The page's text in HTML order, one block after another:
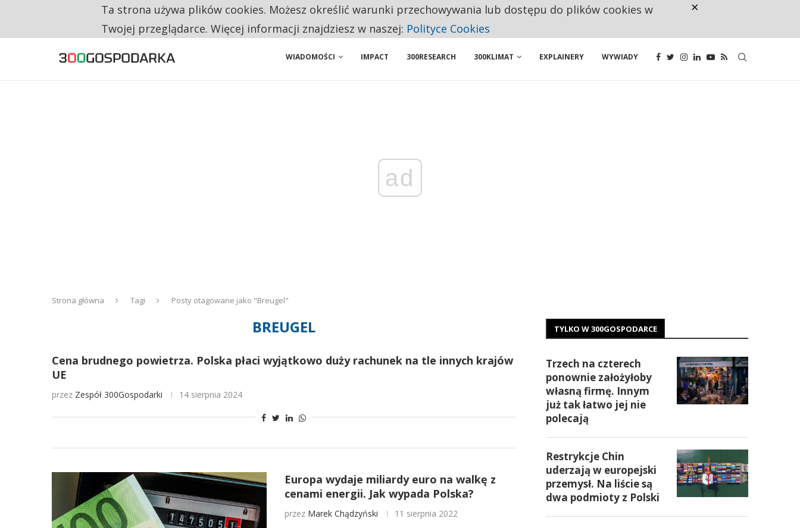
RESTRYKCJE CHIN UDERZAJĄ W EUROPEJSKI PRZEMYSŁ. NA LIŚCIE SĄ DWA PODMIOTY Z POLSKI
WIADOMOŚCI IMPACT 300RESEARCH 300KLIMAT EXPLAINERY WYWIADY
ad
Strona główna Tagi Posty otagowane jako "Breugel"
BREUGEL
Cena brudnego powietrza. Polska płaci wyjątkowo duży rachunek na tle innych krajów
UE
przez Zespół 300Gospodarki 14 sierpnia 2024
Europa wydaje miliardy euro na walkę z
cenami energii. Jak wypada Polska?
przez Marek Chądzyński 11 sierpnia 2022
TYLKO W 300GOSPODARCE
Trzech na czterech
ponownie założyłoby
własną firmę. Innym
już tak łatwo jej nie
polecają
Restrykcje Chin
uderzają w europejski
przemysł. Na liście są
dwa podmioty z Polski
Ta strona używa plików cookies. Możesz określić warunki przechowywania lub dostępu do plików cookies w
Twojej przeglądarce. Więcej informacji znajdziesz w naszej: Polityce Cookies
×